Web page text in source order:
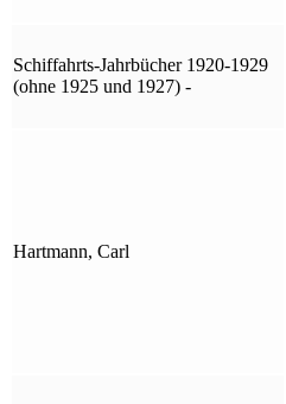
Schiffahrts-Jahrbücher 1920-1929
(ohne 1925 und 1927) -
Hartmann, Carl